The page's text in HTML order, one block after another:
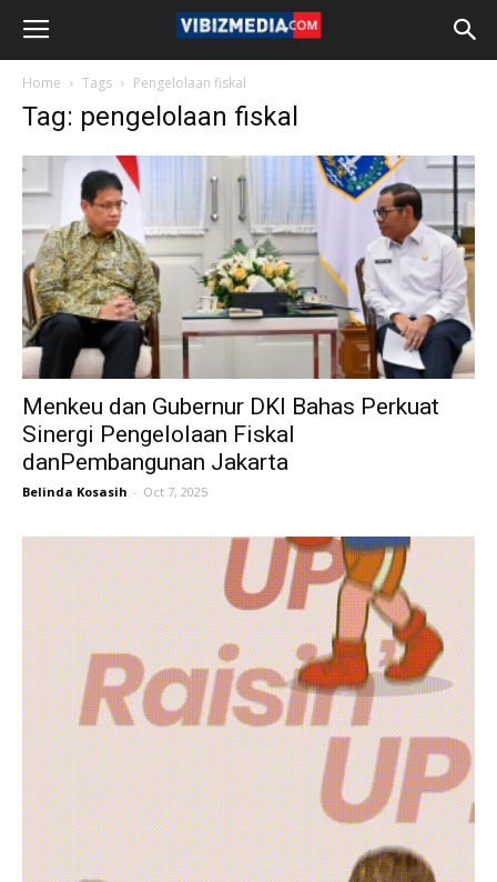
Home Tags Pengelolaan fiskal
Tag: pengelolaan fiskal
Menkeu dan Gubernur DKI Bahas Perkuat
Sinergi Pengelolaan Fiskal
danPembangunan Jakarta
Belinda Kosasih - Oct 7, 2025